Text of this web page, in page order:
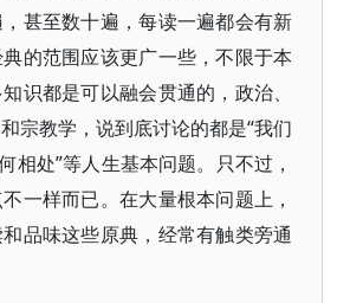
甚至数十遍，每读一遍都会有新
的范围应该更广一些，不限于本
识都是可以融会贯通的，政治、
宗教学，说到底讨论的都是“我们
相处”等人生基本问题。只不过，
一样而已。在大量根本问题上，
品味这些原典，经常有触类旁通